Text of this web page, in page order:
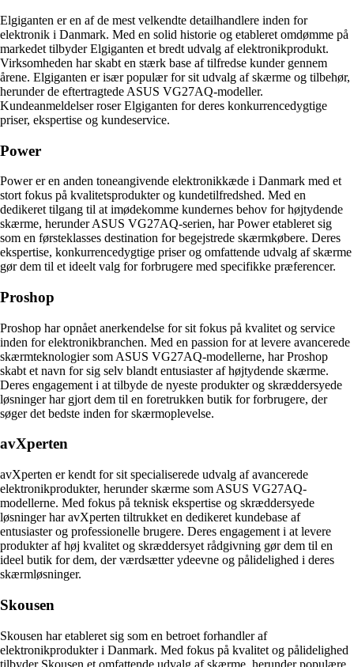
Elgiganten er en af de mest velkendte detailhandlere inden for
elektronik i Danmark. Med en solid historie og etableret omdømme på
markedet tilbyder Elgiganten et bredt udvalg af elektronikprodukt.
Virksomheden har skabt en stærk base af tilfredse kunder gennem
årene. Elgiganten er især populær for sit udvalg af skærme og tilbehør,
herunder de eftertragtede ASUS VG27AQ-modeller.
Kundeanmeldelser roser Elgiganten for deres konkurrencedygtige
priser, ekspertise og kundeservice.
Power
Power er en anden toneangivende elektronikkæde i Danmark med et
stort fokus på kvalitetsprodukter og kundetilfredshed. Med en
dedikeret tilgang til at imødekomme kundernes behov for højtydende
skærme, herunder ASUS VG27AQ-serien, har Power etableret sig
som en førsteklasses destination for begejstrede skærmkøbere. Deres
ekspertise, konkurrencedygtige priser og omfattende udvalg af skærme
gør dem til et ideelt valg for forbrugere med specifikke præferencer.
Proshop
Proshop har opnået anerkendelse for sit fokus på kvalitet og service
inden for elektronikbranchen. Med en passion for at levere avancerede
skærmteknologier som ASUS VG27AQ-modellerne, har Proshop
skabt et navn for sig selv blandt entusiaster af højtydende skærme.
Deres engagement i at tilbyde de nyeste produkter og skræddersyede
løsninger har gjort dem til en foretrukken butik for forbrugere, der
søger det bedste inden for skærmoplevelse.
avXperten
avXperten er kendt for sit specialiserede udvalg af avancerede
elektronikprodukter, herunder skærme som ASUS VG27AQ-
modellerne. Med fokus på teknisk ekspertise og skræddersyede
løsninger har avXperten tiltrukket en dedikeret kundebase af
entusiaster og professionelle brugere. Deres engagement i at levere
produkter af høj kvalitet og skræddersyet rådgivning gør dem til en
ideel butik for dem, der værdsætter ydeevne og pålidelighed i deres
skærmløsninger.
Skousen
Skousen har etableret sig som en betroet forhandler af
elektronikprodukter i Danmark. Med fokus på kvalitet og pålidelighed
tilbyder Skousen et omfattende udvalg af skærme, herunder populære